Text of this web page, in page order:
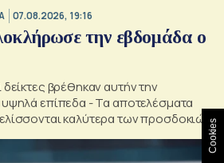
07.08.2026, 19:16
την εβδομάδα ο
βρέθηκαν αυτήν την
επίπεδα - Τα αποτελέσματα
καλύτερα των προσδοκιώνCookies